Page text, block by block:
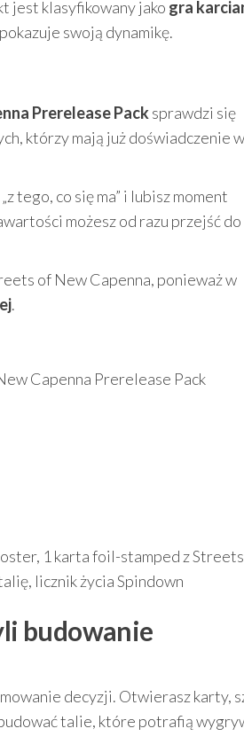
jest klasyfikowany jako gra
swoją dynamikę.
Prerelease Packsprawdzi się
którzy mają już doświadczenie w
tego, co się ma” i lubisz moment
możesz od razu przejść do
of New Capenna, ponieważ w
.
Capenna Prerelease Pack
1 karta foil-stamped z
licznik życia Spindown
budowanie
decyzji. Otwierasz karty,
talie, które potrafią